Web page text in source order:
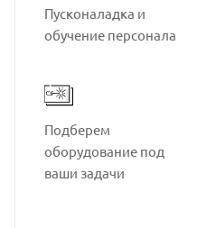
Пусконаладка и
обучение персонала
Подберем
оборудование под
ваши задачи